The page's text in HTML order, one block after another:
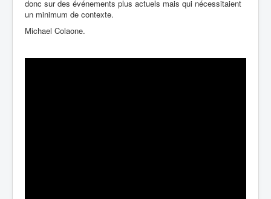
donc sur des événements plus actuels mais qui nécessitaient
un minimum de contexte.
Michael Colaone.